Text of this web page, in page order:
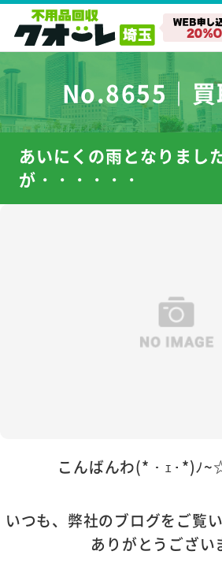
No.8655｜買
あいにくの雨となりまし
が・・・・・・
こんばんわ(*・ｪ･*)ﾉ
いつも、弊社のブログをご覧
ありがとうござい